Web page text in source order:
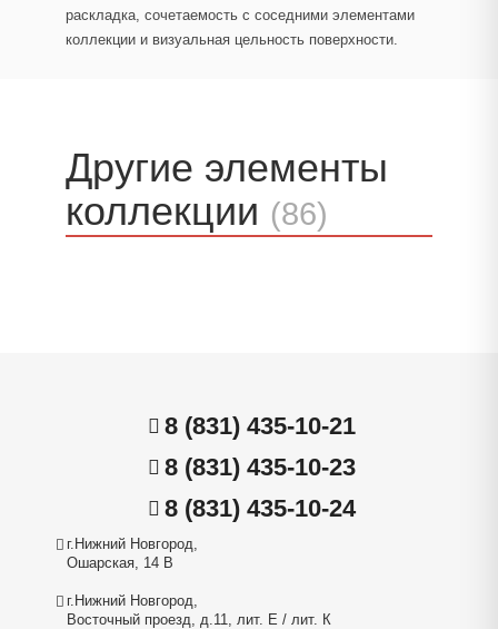
раскладка, сочетаемость с соседними элементами
коллекции и визуальная цельность поверхности.
Другие элементы
коллекции (86)
8 (831) 435-10-21
8 (831) 435-10-23
8 (831) 435-10-24
г.Нижний Новгород,
Ошарская, 14 В
г.Нижний Новгород,
Восточный проезд, д.11, лит. Е / лит. К